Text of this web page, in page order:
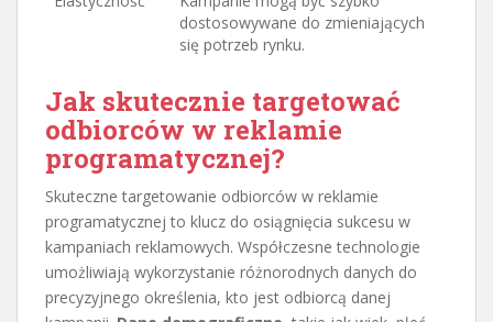
dostosowywane do zmieniających
się potrzeb rynku.
Jak skutecznie targetować
odbiorców w reklamie
programatycznej?
Skuteczne targetowanie odbiorców w reklamie
programatycznej to klucz do osiągnięcia sukcesu w
kampaniach reklamowych. Współczesne technologie
umożliwiają wykorzystanie różnorodnych danych do
precyzyjnego określenia, kto jest odbiorcą danej